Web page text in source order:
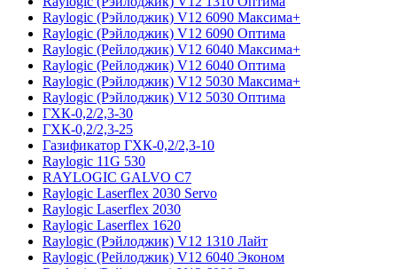
Raylogic (Рэйлоджик) V12 6090 Максима+
Raylogic (Рэйлоджик) V12 6090 Оптима
Raylogic (Рейлоджик) V12 6040 Максима+
Raylogic (Рейлоджик) V12 6040 Оптима
Raylogic (Рэйлоджик) V12 5030 Максима+
Raylogic (Рэйлоджик) V12 5030 Оптима
ГХК-0,2/2,3-30
ГХК-0,2/2,3-25
Газификатор ГХК-0,2/2,3-10
Raylogic 11G 530
RAYLOGIC GALVO С7
Raylogic Laserflex 2030 Servo
Raylogic Laserflex 2030
Raylogic Laserflex 1620
Raylogic (Рэйлоджик) V12 1310 Лайт
Raylogic (Рейлоджик) V12 6040 Эконом